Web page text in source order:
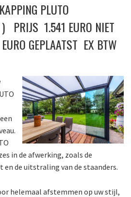
PLUTO
) PRIJS 1.541 EURO NIET
GEPLAATST EX BTW
in de afwerking, zoals de
en de uitstraling van de staanders.
helemaal afstemmen op uw stijl,